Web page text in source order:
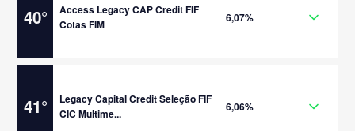
40°
Access Legacy CAP Credit FIF
Cotas FIM
6,07%
41°
Legacy Capital Credit Seleção FIF
CIC Multime...
6,06%